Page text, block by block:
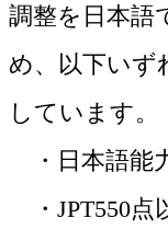
調整を日本語
め、以下いず
しています。
・日本語能
・JPT550点